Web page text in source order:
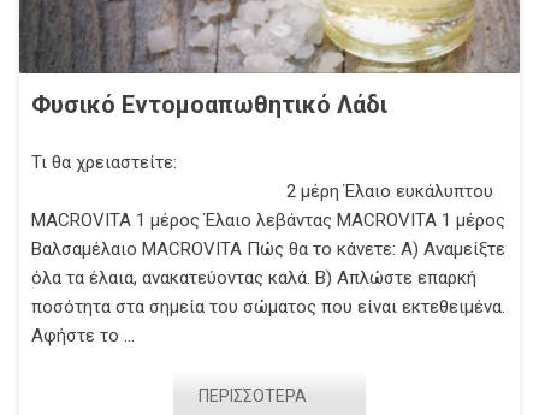
Φυσικό Εντομοαπωθητικό Λάδι
Τι θα χρειαστείτε:
2 μέρη Έλαιο ευκάλυπτου
MACROVITA 1 μέρος Έλαιο λεβάντας MACROVITA 1 μέρος
Βαλσαμέλαιο MACROVITA Πώς θα το κάνετε: Α) Αναμείξτε
όλα τα έλαια, ανακατεύοντας καλά. Β) Απλώστε επαρκή
ποσότητα στα σημεία του σώματος που είναι εκτεθειμένα.
Αφήστε το ...
ΠΕΡΙΣΣΟΤΕΡΑ